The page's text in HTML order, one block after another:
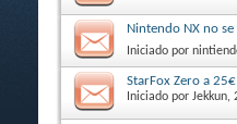
Nintendo NX no
Iniciado por
StarFox Zero a 25€
Iniciado por Jekkun,